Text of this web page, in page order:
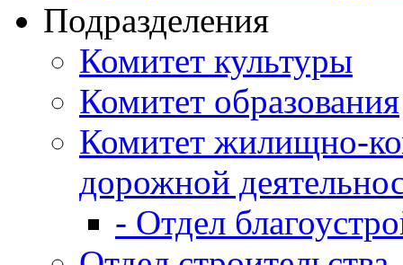
Подразделения
Комитет культуры
Комитет образования
Комитет жилищно-
дорожной
- Отдел